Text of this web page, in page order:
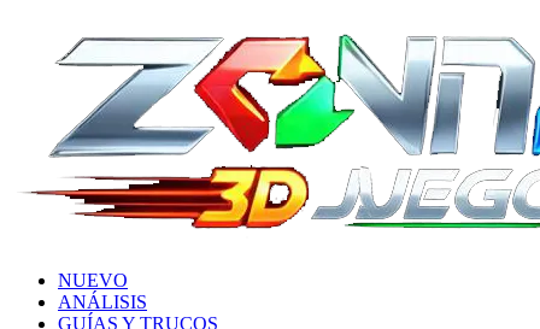
NUEVO
ANÁLISIS
GUÍAS Y TRUCOS